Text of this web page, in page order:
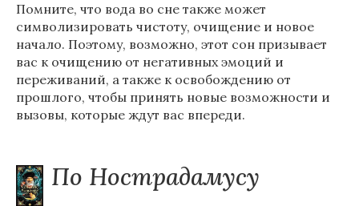
Помните, что вода во сне также может
символизировать чистоту, очищение и новое
начало. Поэтому, возможно, этот сон призывает
вас к очищению от негативных эмоций и
переживаний, а также к освобождению от
прошлого, чтобы принять новые возможности и
вызовы, которые ждут вас впереди.
По Нострадамусу